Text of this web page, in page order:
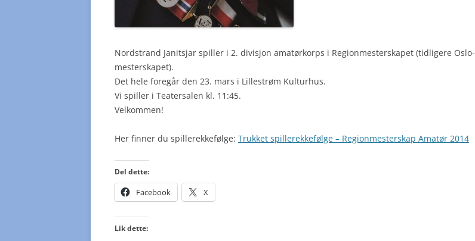
Nordstrand Janitsjar spiller i 2. divisjon amatørkorps i Regionmesterskapet (tidligere Oslo-
mesterskapet).
Det hele foregår den 23. mars i Lillestrøm Kulturhus.
Vi spiller i Teatersalen kl. 11:45.
Velkommen!
Her finner du spillerekkefølge: Trukket spillerekkefølge – Regionmesterskap Amatør 2014
Del dette:
Facebook X
Lik dette: